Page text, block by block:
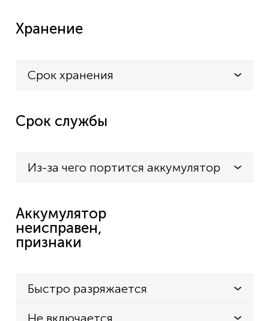
Хранение
Срок хранения
Срок службы
Из-за чего портится аккумулятор
Аккумулятор
неисправен,
признаки
Быстро разряжается
Не включается